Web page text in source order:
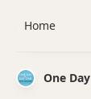
One Day
Home